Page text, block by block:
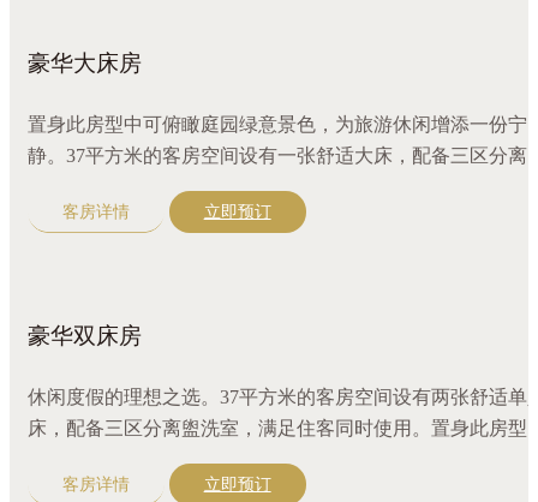
豪华大床房
置身此房型中可俯瞰庭园绿意景色，为旅游休闲增添一份宁
静。37平方米的客房空间设有一张舒适大床，配备三区分离
洗室，满足住客同时使用。
客房详情 立即预订
豪华双床房
休闲度假的理想之选。37平方米的客房空间设有两张舒适单
床，配备三区分离盥洗室，满足住客同时使用。置身此房型
盎然绿意映入眼帘，令人心情愉悦。
客房详情 立即预订